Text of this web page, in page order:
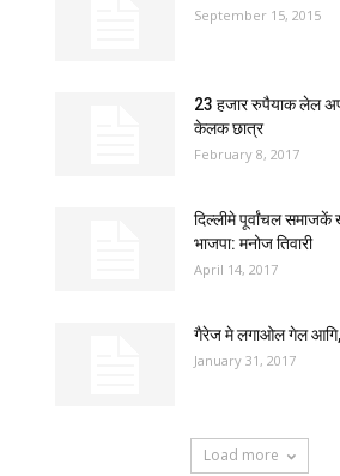
September 15, 2015
23 हजार रुपैयाक लेल
केलक छात्र
February 8, 2017
दिल्लीमे पूर्वांचल
भाजपा: मनोज तिवारी
April 14, 2017
गैरेज मे लगाओल गेल आगि,
January 31, 2017
Load more